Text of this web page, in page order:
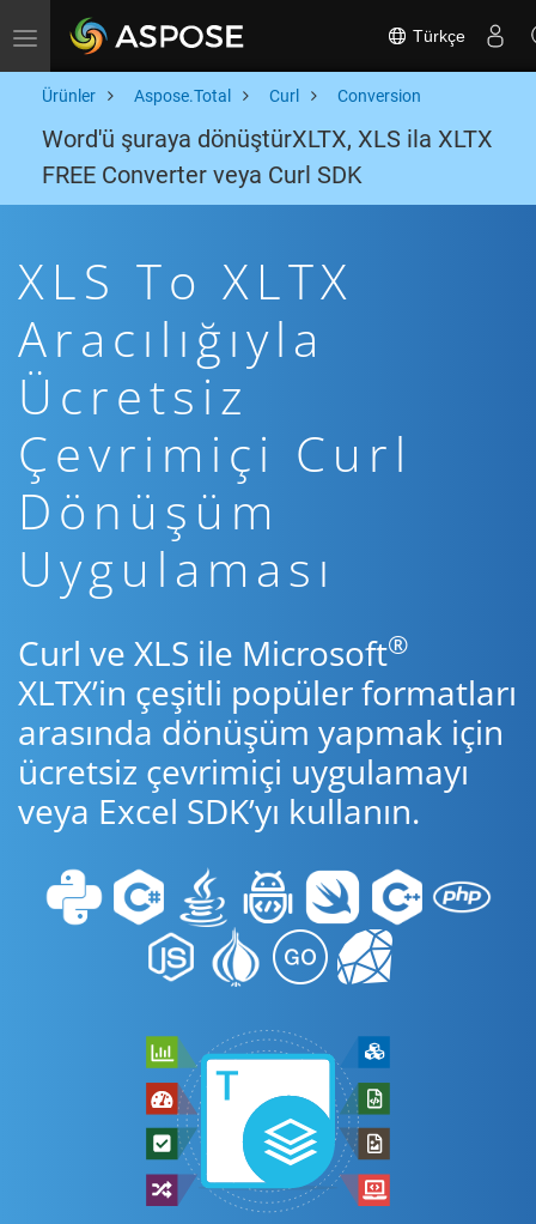
Toggle navigation Türkçe
Ürünler Aspose.Total Curl Conversion
Word'ü şuraya dönüştürXLTX, XLS ila XLTX
FREE Converter veya Curl SDK
XLS To XLTX
Aracılığıyla
Ücretsiz
Çevrimiçi Curl
Dönüşüm
Uygulaması
Curl ve XLS ile Microsoft®
XLTX’in çeşitli popüler formatları
arasında dönüşüm yapmak için
ücretsiz çevrimiçi uygulamayı
veya Excel SDK’yı kullanın.